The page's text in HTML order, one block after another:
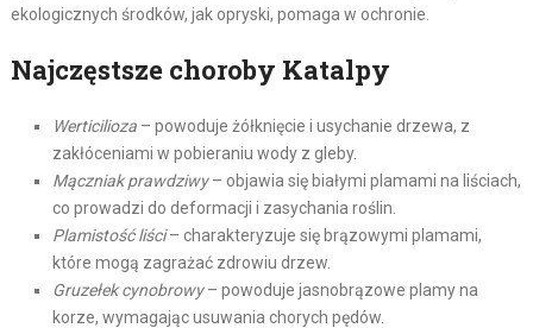
ekologicznych środków, jak opryski, pomaga w ochronie.
Najczęstsze choroby Katalpy
Werticilioza– powoduje żółknięcie i usychanie drzewa, z
zakłóceniami w pobieraniu wody z gleby.
Mączniak prawdziwy– objawia się białymi plamami na liściach,
co prowadzi do deformacji i zasychania roślin.
Plamistość liści– charakteryzuje się brązowymi plamami,
które mogą zagrażać zdrowiu drzew.
Gruzełek cynobrowy– powoduje jasnobrązowe plamy na
korze, wymagając usuwania chorych pędów.